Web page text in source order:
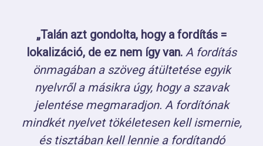
„Talán azt gondolta, hogy a fordítás =
lokalizáció, de ez nem így van. A fordítás
önmagában a szöveg átültetése egyik
nyelvről a másikra úgy, hogy a szavak
jelentése megmaradjon. A fordítónak
mindkét nyelvet tökéletesen kell ismernie,
és tisztában kell lennie a fordítandó